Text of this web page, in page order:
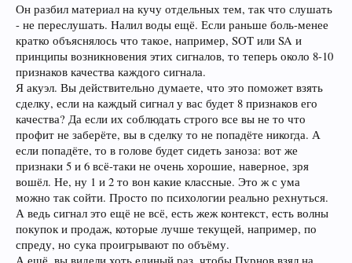
Он разбил материал на кучу отдельных тем, так что слушать
- не переслушать. Налил воды ещё. Если раньше боль-менее
кратко объяснялось что такое, например, SOT или SA и
принципы возникновения этих сигналов, то теперь около 8-10
признаков качества каждого сигнала.
Я акуэл. Вы действительно думаете, что это поможет взять
сделку, если на каждый сигнал у вас будет 8 признаков его
качества? Да если их соблюдать строго все вы не то что
профит не заберёте, вы в сделку то не попадёте никогда. А
если попадёте, то в голове будет сидеть заноза: вот же
признаки 5 и 6 всё-таки не очень хорошие, наверное, зря
вошёл. Не, ну 1 и 2 то вон какие классные. Это ж с ума
можно так сойти. Просто по психологии реально рехнуться.
А ведь сигнал это ещё не всё, есть жеж контекст, есть волны
покупок и продаж, которые лучше текущей, например, по
спреду, но сука проигрывают по объёму.